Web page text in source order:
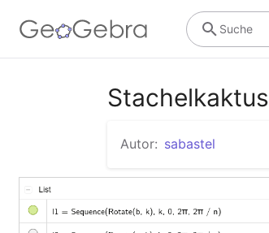
Suche
Stachelkaktus
Autor: sabastel